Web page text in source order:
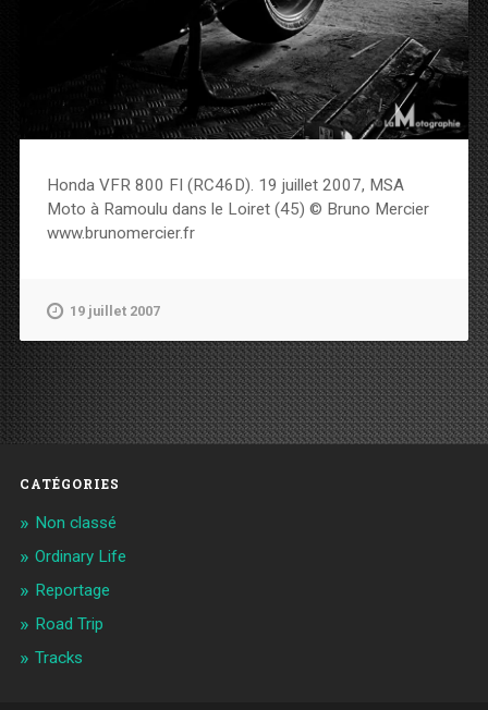
Honda VFR 800 FI (RC46D). 19 juillet 2007, MSA
Moto à Ramoulu dans le Loiret (45) © Bruno Mercier
www.brunomercier.fr
19 juillet 2007
CATÉGORIES
Non classé
Ordinary Life
Reportage
Road Trip
Tracks